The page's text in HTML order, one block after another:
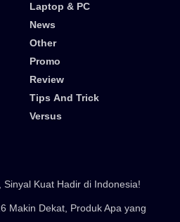
Laptop & PC
News
Other
Promo
Review
Tips And Trick
Versus
Kuat Hadir di Indonesia!
Makin Dekat, Produk Apa yang